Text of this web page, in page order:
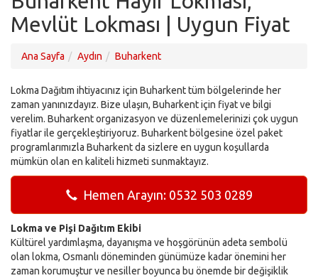
Mevlüt Lokması | Uygun Fiyat
Ana Sayfa Aydın Buharkent
Lokma Dağıtım ihtiyacınız için Buharkent tüm bölgelerinde her
zaman yanınızdayız. Bize ulaşın, Buharkent için fiyat ve bilgi
verelim. Buharkent organizasyon ve düzenlemelerinizi çok uygun
fiyatlar ile gerçekleştiriyoruz. Buharkent bölgesine özel paket
programlarımızla Buharkent da sizlere en uygun koşullarda
mümkün olan en kaliteli hizmeti sunmaktayız.
Hemen Arayın: 0532 503 0289
Lokma ve Pişi Dağıtım Ekibi
Kültürel yardımlaşma, dayanışma ve hoşgörünün adeta sembolü
olan lokma, Osmanlı döneminden günümüze kadar önemini her
zaman korumuştur ve nesiller boyunca bu önemde bir değişiklik